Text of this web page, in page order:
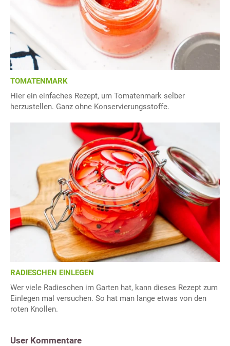
TOMATENMARK
Hier ein einfaches Rezept, um Tomatenmark selber
herzustellen. Ganz ohne Konservierungsstoffe.
RADIESCHEN EINLEGEN
Wer viele Radieschen im Garten hat, kann dieses Rezept zum
Einlegen mal versuchen. So hat man lange etwas von den
roten Knollen.
User Kommentare